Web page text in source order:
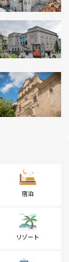
宿泊
リゾート